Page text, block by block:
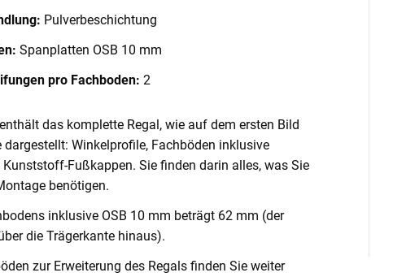
Pulverbeschichtung
Spanplatten OSB 10 mm
pro Fachboden: 2
das komplette Regal, wie auf dem ersten Bild
dargestellt: Winkelprofile, Fachböden inklusive
Fußkappen. Sie finden darin alles, was Sie
benötigen.
inklusive OSB 10 mm beträgt 62 mm (der
die Trägerkante hinaus).
zur Erweiterung des Regals finden Sie weiter